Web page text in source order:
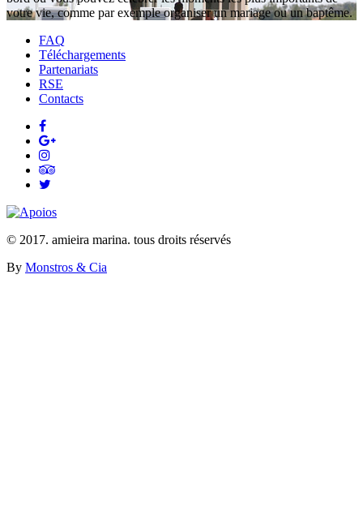
votre vie, comme par exemple organiser un mariage ou un baptême.
FAQ
Téléchargements
Partenariats
RSE
Contacts
© 2017. amieira marina. tous droits réservés
By Monstros & Cia